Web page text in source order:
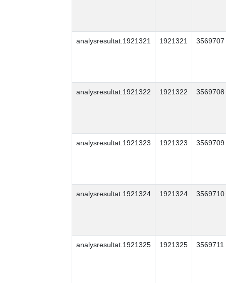
analysresultat.1921321 1921321 3569707
analysresultat.1921322 1921322 3569708
analysresultat.1921323 1921323 3569709
analysresultat.1921324 1921324 3569710
analysresultat.1921325 1921325 3569711